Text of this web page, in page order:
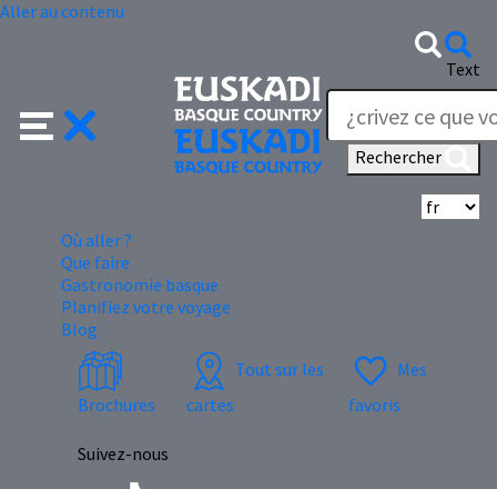
Aller au contenu
Text
Rechercher
Où aller ?
Que faire
Gastronomie basque
Planifiez votre voyage
Blog
Brochures
Tout sur les
cartes
Mes
favoris
Suivez-nous